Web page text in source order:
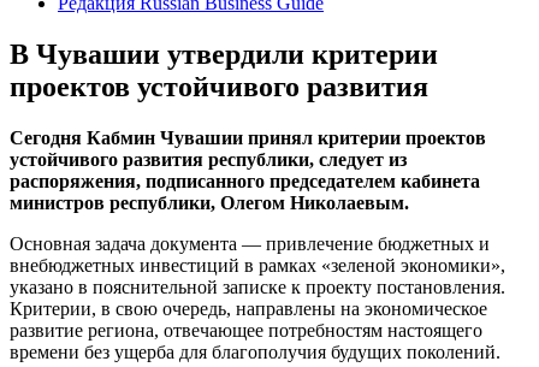
В Чувашии утвердили критерии
проектов устойчивого развития
Сегодня Кабмин Чувашии принял критерии проектов
устойчивого развития республики, следует из
распоряжения, подписанного председателем кабинета
министров республики, Олегом Николаевым.
Основная задача документа — привлечение бюджетных и
внебюджетных инвестиций в рамках «зеленой экономики»,
указано в пояснительной записке к проекту постановления.
Критерии, в свою очередь, направлены на экономическое
развитие региона, отвечающее потребностям настоящего
времени без ущерба для благополучия будущих поколений.